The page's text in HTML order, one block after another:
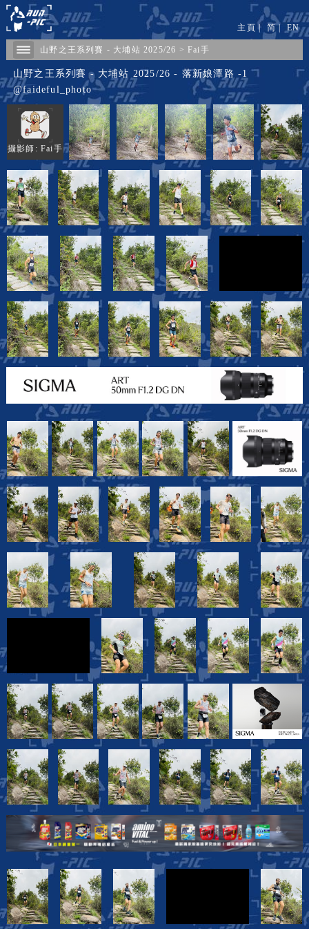
山野之王系列賽 - 大埔站 2025/26 > Fai手
主頁 | 简| EN
山野之王系列賽 - 大埔站 2025/26 - 落新娘潭路 -1
@faideful_photo
攝影師: Fai手